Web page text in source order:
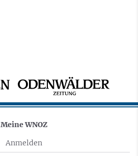
Meine WNOZ
Anmelden